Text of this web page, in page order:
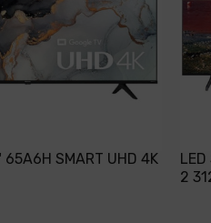
65A6H SMART UHD 4K
2